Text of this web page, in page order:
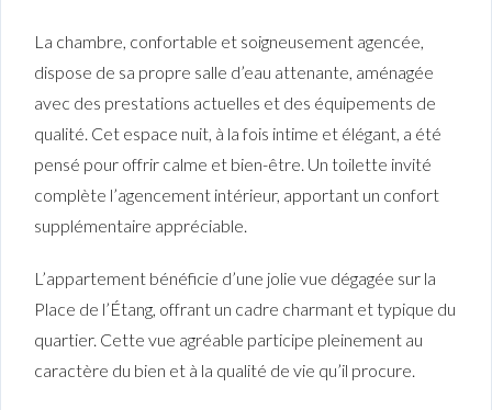
La chambre, confortable et soigneusement agencée,
dispose de sa propre salle d’eau attenante, aménagée
avec des prestations actuelles et des équipements de
qualité. Cet espace nuit, à la fois intime et élégant, a été
pensé pour offrir calme et bien-être. Un toilette invité
complète l’agencement intérieur, apportant un confort
supplémentaire appréciable.
L’appartement bénéficie d’une jolie vue dégagée sur la
Place de l’Étang, offrant un cadre charmant et typique du
quartier. Cette vue agréable participe pleinement au
caractère du bien et à la qualité de vie qu’il procure.